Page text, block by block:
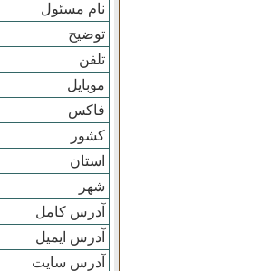
نام مسئول
توضیح
تلفن
موبایل
فاکس
کشور
استان
شهر
آدرس کامل
آدرس ایمیل
آدرس سایت